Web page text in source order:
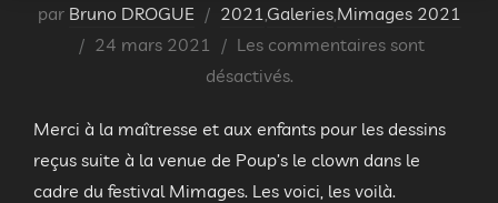
par Bruno DROGUE 2021 Galeries, Mimages 2021
Publié
24 mars 2021
Les commentaires sont
désactivés.
Merci à la maîtresse et aux enfants pour les dessins
reçus suite à la venue de Poup’s le clown dans le
cadre du festival Mimages. Les voici, les voilà.